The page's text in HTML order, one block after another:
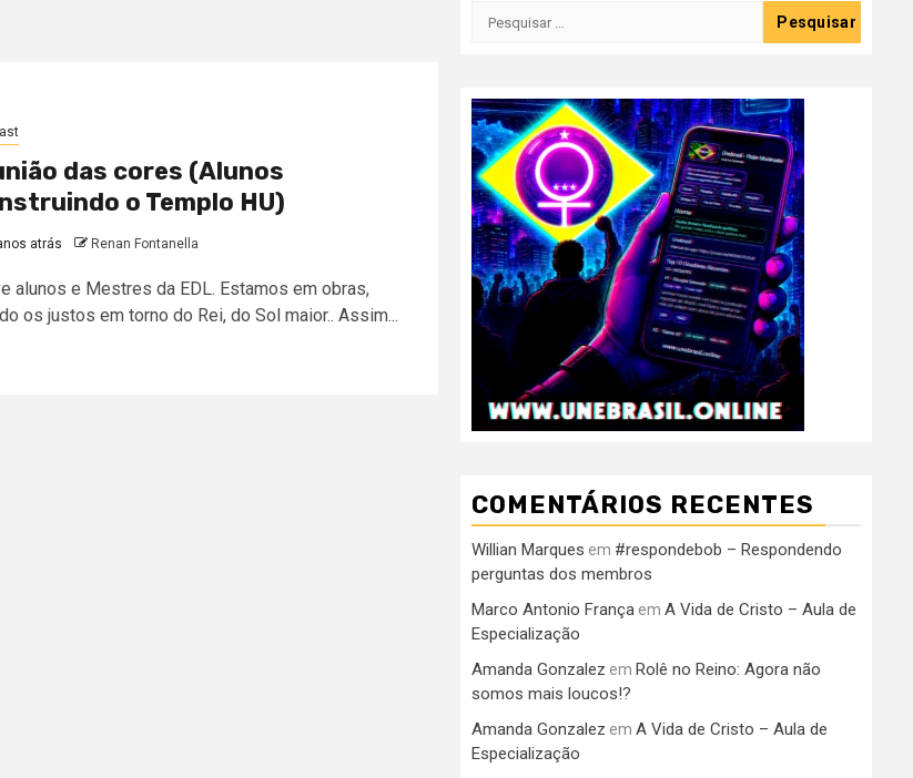
das cores (Alunos
o Templo HU)
atrás Renan Fontanella
alunos e Mestres da EDL. Estamos em obras,
os justos em torno do Rei, do Sol maior.. Assim...
Pesquisar
COMENTÁRIOS RECENTES
Willian Marques em #respondebob – Respondendo
perguntas dos membros
Marco Antonio França em A Vida de Cristo – Aula de
Especialização
Amanda Gonzalez em Rolê no Reino: Agora não
somos mais loucos!?
Amanda Gonzalez em A Vida de Cristo – Aula de
Especialização